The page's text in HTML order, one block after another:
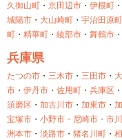
久御山町 ・ 京田辺市 ・ 伊根町 ・
城陽市 ・ 大山崎町 ・ 宇治田原町
町 ・ 精華町 ・ 綾部市 ・ 舞鶴市 ・
兵庫県
たつの市 ・ 三木市 ・ 三田市 ・
市 ・ 伊丹市 ・ 佐用町 ・ 兵庫区 ・
須磨区 ・ 加古川市 ・ 加東市 ・
宝塚市 ・ 小野市・ 尼崎市・ 市
洲本市 ・ 淡路市 ・ 猪名川町 ・